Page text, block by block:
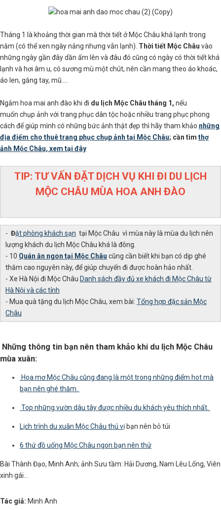
Tháng 1 là khoảng thời gian mà thời tiết ở Mộc Châu khá lạnh trong
năm (có thể xen ngày nắng nhưng vẫn lạnh). Thời tiết Mộc Châu vào
những ngày gần đây dần ấm lên và đâu đó cũng có ngày có thời tiết khá
lạnh và hơi âm u, có sương mù một chút, nên cần mang theo áo khoác,
áo len, găng tay, mũ....
Ngắm hoa mai anh đào khi đi du lịch Mộc Châu tháng 1, nếu
muốn chụp ảnh với trang phục dân tộc hoặc nhiều trang phục phong
cách để giúp mình có những bức ảnh thật đẹp thì hãy tham khảo những
địa điểm cho thuê trang phục chụp ảnh tại Mộc Châu; cần tìm thợ
ảnh Mộc Châu, xem tại đây
TIP: TƯ VẤN ĐẶT DỊCH VỤ KHI ĐI DU LỊCH
MỘC CHÂU MÙA HOA ANH ĐÀO
- Đặt phòng khách sạn tại Mộc Châu vì mùa này là mùa du lịch nên
lượng khách du lịch Mộc Châu khá là đông.
- 10 Quán ăn ngon tại Mộc Châu cũng cần biết khi bạn có dịp ghé
thăm cao nguyên này, để giúp chuyến đi được hoàn hảo nhất.
- Xe Hà Nội đi Mộc Châu Danh sách đầy đủ xe khách đi Mộc Châu từ
Hà Nội và các tỉnh
- Mua quà tặng du lịch Mộc Châu, xem bài: Tổng hợp đặc sản Mộc
Châu
Những thông tin bạn nên tham khảo khi du lịch Mộc Châu
mùa xuân:
Hoa mơ Mộc Châu cũng đang là một trong những điểm hot mà
bạn nên ghé thăm.
Top những vườn dâu tây được nhiều du khách yêu thích nhất.
Lịch trình du xuân Mộc Châu thú vị bạn nên bỏ túi
6 thứ đồ uống Mộc Châu ngon bạn nên thử
Bài Thành Đạo, Minh Anh; ảnh Sưu tầm: Hải Dương, Nam Lêu Lổng, Viên
xinh gái...
Tác giả: Minh Anh